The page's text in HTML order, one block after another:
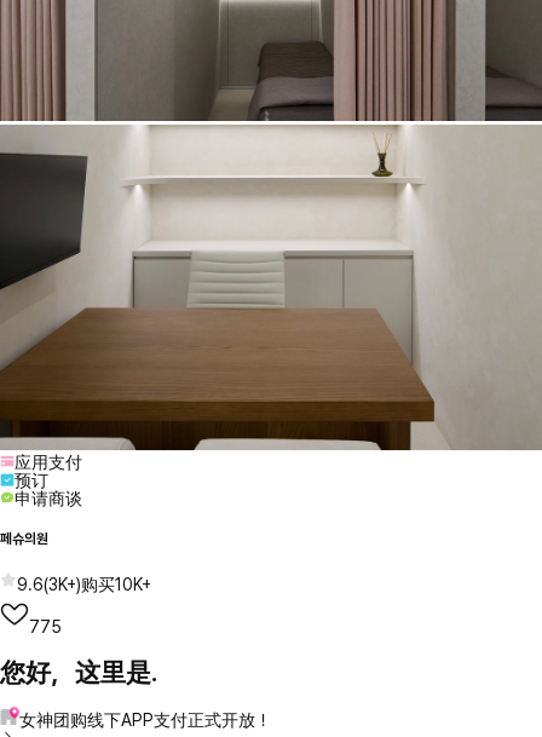
应用支付
预订
申请商谈
페슈의원
9.6(3K+)购买10K+
775
您好，这里是.
女神团购线下APP支付正式开放！